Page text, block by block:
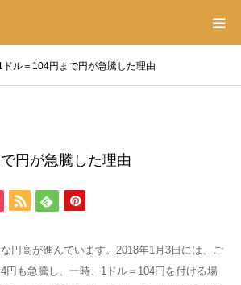
ドル＝104円まで円が急騰した理由
円が急騰した理由
円高が進んでいます。2018年1月3日には、ご
円も急騰し、一時、1ドル＝104円を付ける場
ク
依頼